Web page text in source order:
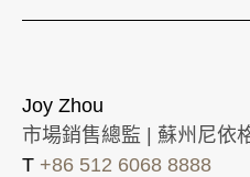
Joy Zhou
市場銷售總監 | 蘇州尼依
T +86 512 6068 8888